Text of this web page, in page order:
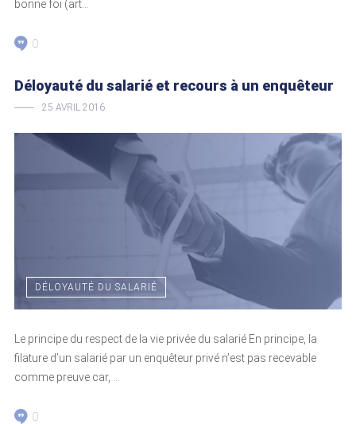
bonne foi (art...
0
Déloyauté du salarié et recours à un enquêteur
25 AVRIL 2016
DÉLOYAUTÉ DU SALARIÉ
Le principe du respect de la vie privée du salarié En principe, la
filature d’un salarié par un enquêteur privé n’est pas recevable
comme preuve car, ...
0